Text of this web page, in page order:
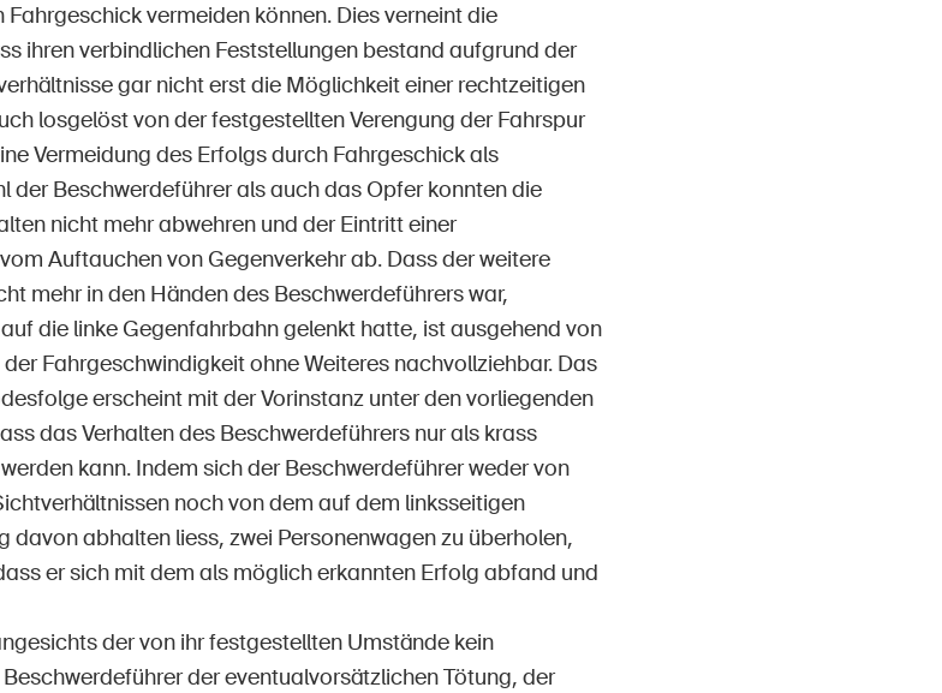
vermeiden können. Dies verneint die
ihren verbindlichen Feststellungen bestand aufgrund der
gar nicht erst die Möglichkeit einer rechtzeitigen
losgelöst von der festgestellten Verengung der Fahrspur
Vermeidung des Erfolgs durch Fahrgeschick als
der Beschwerdeführer als auch das Opfer konnten die
nicht mehr abwehren und der Eintritt einer
Auftauchen von Gegenverkehr ab. Dass der weitere
mehr in den Händen des Beschwerdeführers war,
die linke Gegenfahrbahn gelenkt hatte, ist ausgehend von
Fahrgeschwindigkeit ohne Weiteres nachvollziehbar. Das
erscheint mit der Vorinstanz unter den vorliegenden
das Verhalten des Beschwerdeführers nur als krass
kann. Indem sich der Beschwerdeführer weder von
noch von dem auf dem linksseitigen
davon abhalten liess, zwei Personenwagen zu überholen,
er sich mit dem als möglich erkannten Erfolg abfand und
der von ihr festgestellten Umstände kein
der eventualvorsätzlichen Tötung, der